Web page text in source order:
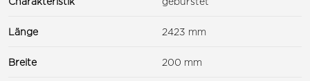
Länge 2423 mm
Breite 200 mm